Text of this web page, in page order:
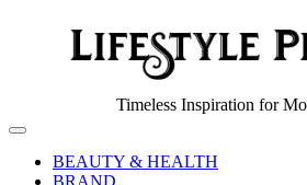
People
Timeless Inspiration for
Off
CanvasBEAUTY & HEALTH
BRAND